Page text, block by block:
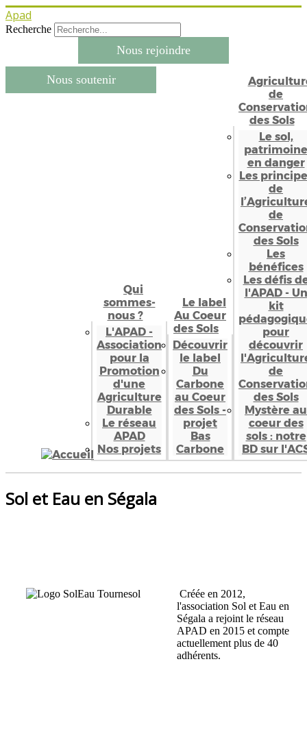
Apad
Recherche
Nous rejoindre
Nous soutenir
Qui
sommes-
nous ?
L'APAD -
Association
pour la
Promotion
d'une
Agriculture
Durable
Le réseau
APAD
Nos projets
Le label
Au Coeur
des Sols
Découvrir
le label
Du
Carbone
au Coeur
des Sols -
projet
Bas
Carbone
de
des Sols
Le sol,
patrimoine
en danger
Les
de
de
des Sols
Les
bénéfices
Les défis
l'APAD - Un
kit
pour
découvrir
de
des Sols
Mystère au
coeur des
sols : notre
BD sur
Sol et Eau en Ségala
Créée en 2012,
l'association Sol et Eau en
Ségala a rejoint le réseau
APAD en 2015 et compte
actuellement plus de 40
adhérents.